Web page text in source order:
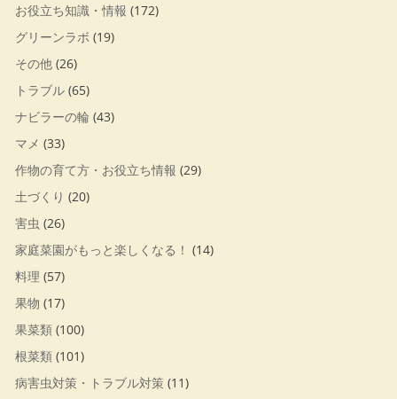
お役立ち知識・情報 (172)
グリーンラボ (19)
その他 (26)
トラブル (65)
ナビラーの輪 (43)
マメ (33)
作物の育て方・お役立ち情報 (29)
土づくり (20)
害虫 (26)
家庭菜園がもっと楽しくなる！ (14)
料理 (57)
果物 (17)
果菜類 (100)
根菜類 (101)
病害虫対策・トラブル対策 (11)